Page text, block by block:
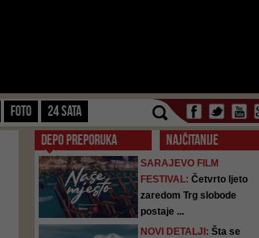
FOTO 24 SATA
DEPO PREPORUKA NAJČITANIJE
SARAJEVO FILM
FESTIVAL: Četvrto ljeto
zaredom Trg slobode
postaje ...
NOVI DETALJI: Šta se